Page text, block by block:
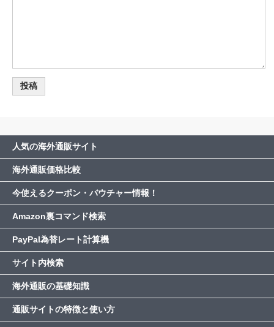
人気の海外通販サイト
海外通販価格比較
今使えるクーポン・バウチャー情報！
Amazon裏コマンド検索
PayPal為替レート計算機
サイト内検索
海外通販の基礎知識
通販サイトの特徴と使い方